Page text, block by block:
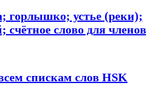
горлышко; устье (реки);
слово для членов
спискам слов HSK